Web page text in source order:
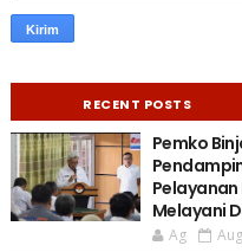
RECENT POSTS
Pemko
Melayani
Ag